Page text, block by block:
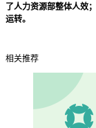
了人力资源部整体人效；
运转。
相关推荐